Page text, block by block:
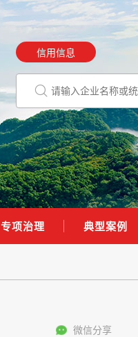
信用信息
专项治理 典型案例
微信分享